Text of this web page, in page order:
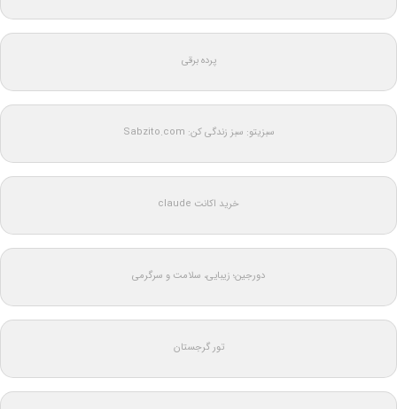
پرده برقی
سبزیتو: سبز زندگی کن: Sabzito.com
خرید اکانت claude
دورجین؛ زیبایی، سلامت و سرگرمی
تور گرجستان